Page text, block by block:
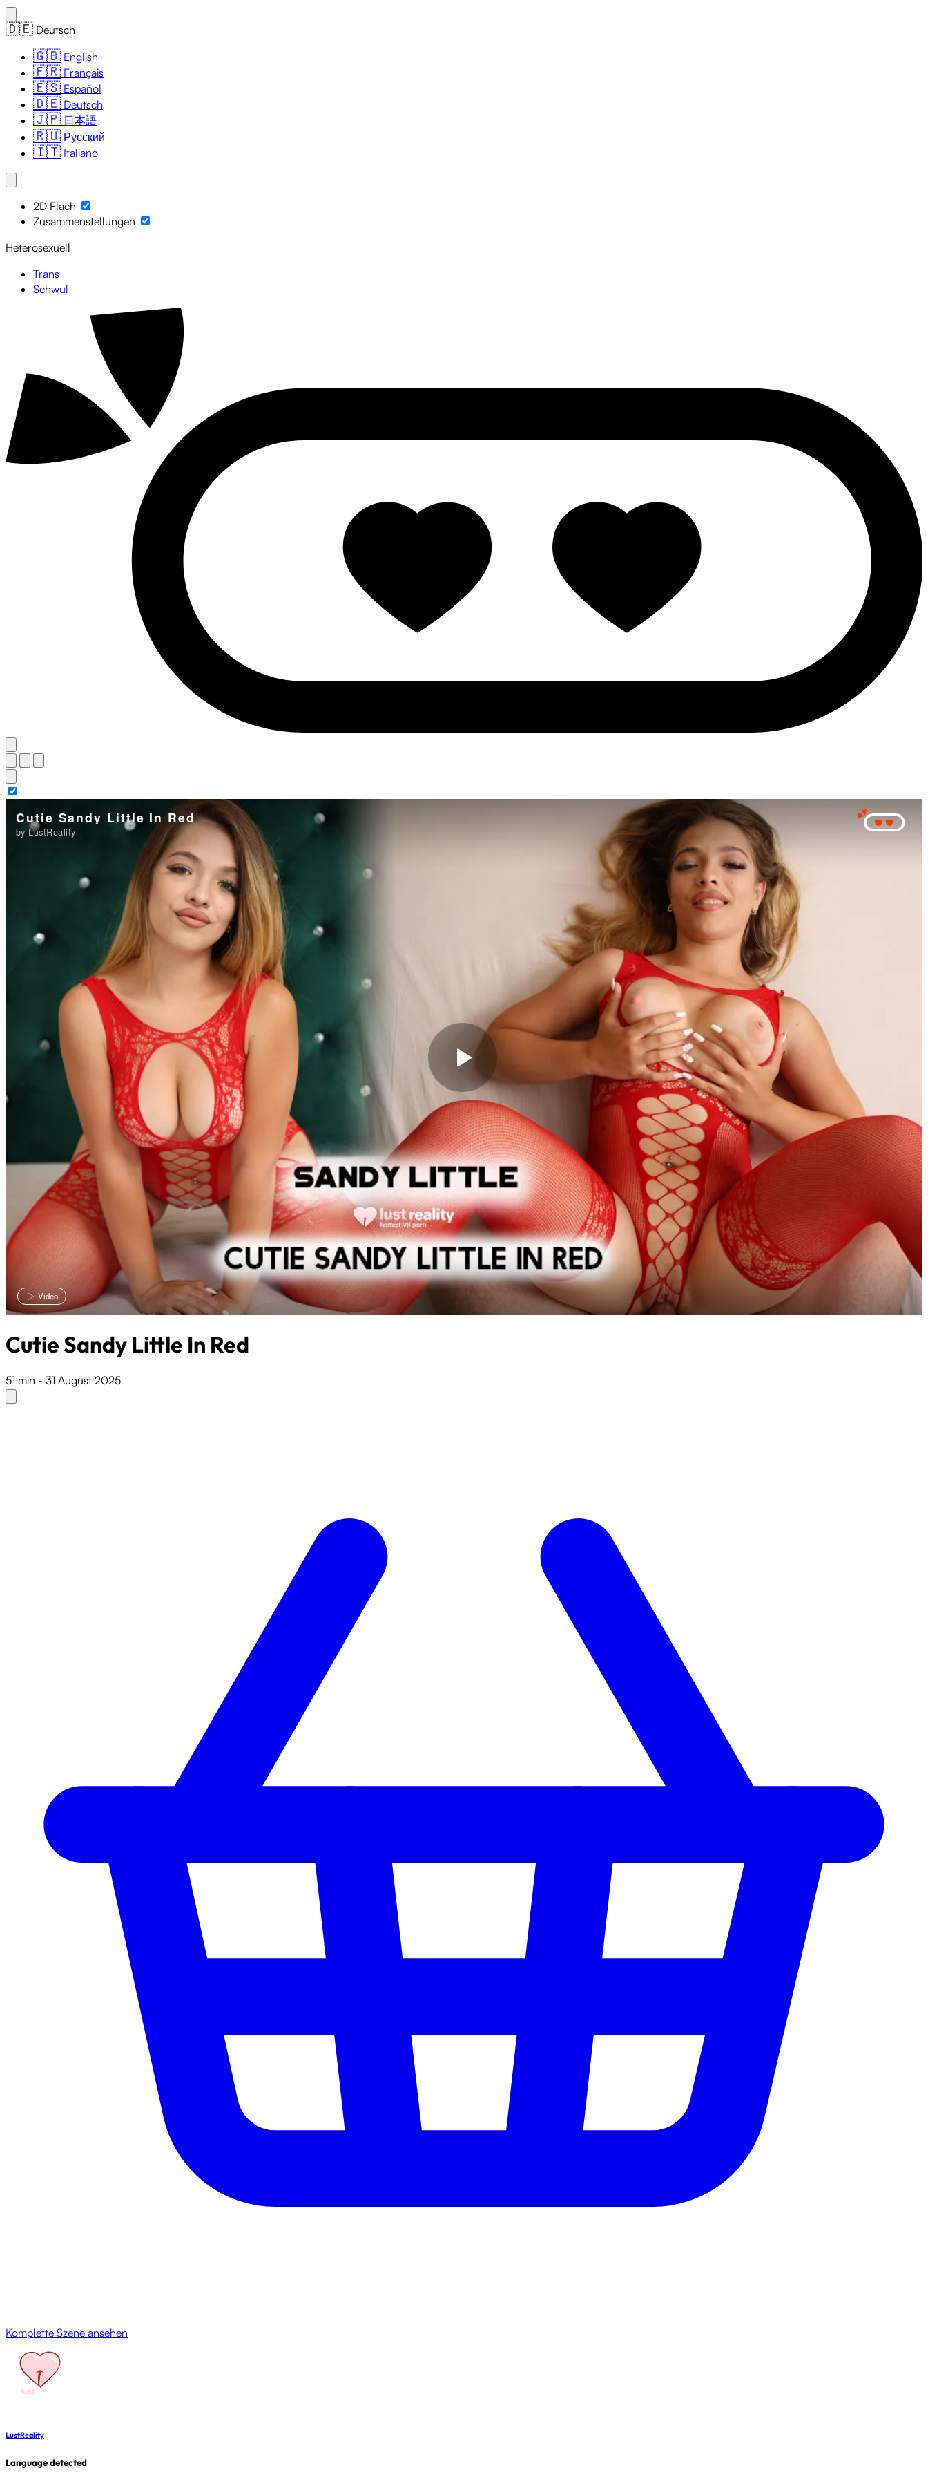
🇩🇪 Deutsch
🇬🇧 English
🇫🇷 Français
🇪🇸 Español
🇩🇪 Deutsch
🇯🇵 日本語
🇷🇺 Русский
🇮🇹 Italiano
2D Flach
Zusammenstellungen
Heterosexuell
Trans
Schwul
Cutie Sandy Little In Red
by LustReality
Video
Cutie Sandy Little In Red
51 min - 31 August 2025
Komplette Szene ansehen
LustReality
Language detected